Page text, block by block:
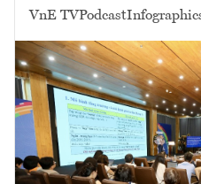
VnE TVPodcast